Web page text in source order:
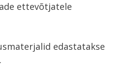
ettevõtjatele
edastatakse